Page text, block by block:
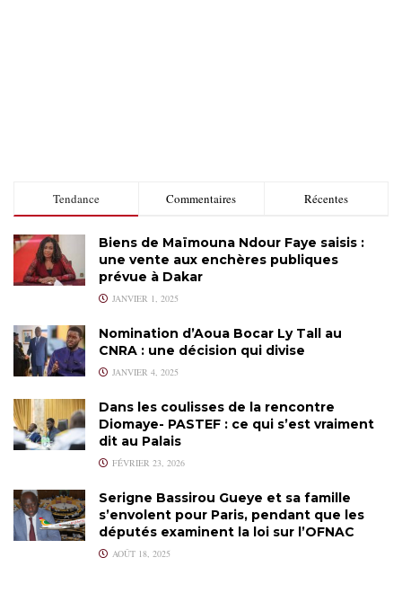
Tendance Commentaires Récentes
Biens de Maïmouna Ndour Faye saisis :
une vente aux enchères publiques
prévue à Dakar
JANVIER 1, 2025
Nomination d’Aoua Bocar Ly Tall au
CNRA : une décision qui divise
JANVIER 4, 2025
Dans les coulisses de la rencontre
Diomaye- PASTEF : ce qui s’est vraiment
dit au Palais
FÉVRIER 23, 2026
Serigne Bassirou Gueye et sa famille
s’envolent pour Paris, pendant que les
députés examinent la loi sur l’OFNAC
AOÛT 18, 2025